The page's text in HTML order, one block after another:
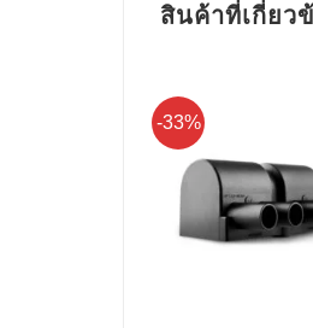
สินค้าที่เกี่ยว
-33%